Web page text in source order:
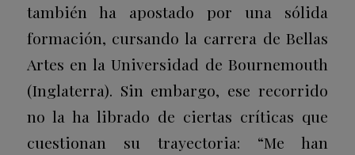
también ha apostado por una sólida
formación, cursando la carrera de Bellas
Artes en la Universidad de Bournemouth
(Inglaterra). Sin embargo, ese recorrido
no la ha librado de ciertas críticas que
cuestionan su trayectoria: “Me han